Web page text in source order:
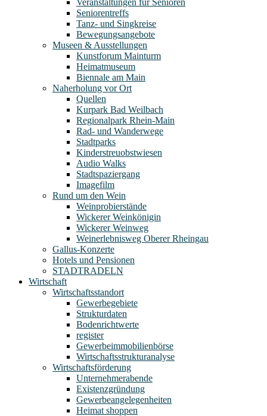
Seniorentreffs
Tanz- und Singkreise
Bewegungsangebote
Museen & Ausstellungen
Kunstforum Mainturm
Heimatmuseum
Biennale am Main
Naherholung vor Ort
Quellen
Kurpark Bad Weilbach
Regionalpark Rhein-Main
Rad- und Wanderwege
Stadtparks
Kinderstreuobstwiesen
Audio Walks
Stadtspaziergang
Imagefilm
Rund um den Wein
Weinprobierstände
Wickerer Weinkönigin
Wickerer Weinweg
Weinerlebnisweg Oberer Rheingau
Gallus-Konzerte
Hotels und Pensionen
STADTRADELN
Wirtschaft
Wirtschaftsstandort
Gewerbegebiete
Strukturdaten
Bodenrichtwerte
register
Gewerbeimmobilienbörse
Wirtschaftsstrukturanalyse
Wirtschaftsförderung
Unternehmerabende
Existenzgründung
Gewerbeangelegenheiten
Heimat shoppen